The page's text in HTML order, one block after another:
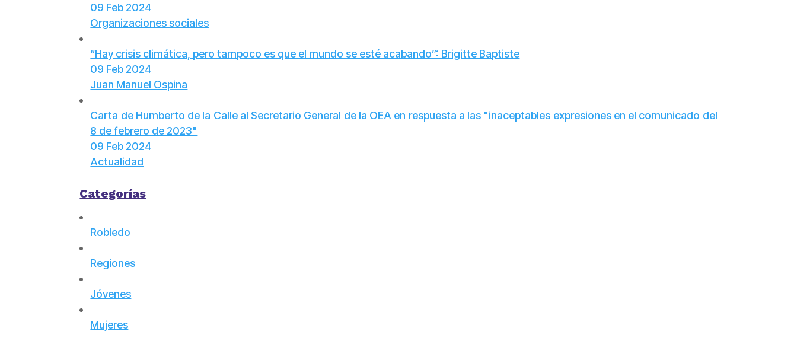
09 Feb 2024
Organizaciones sociales
“Hay crisis climática, pero tampoco es que el mundo se esté acabando”: Brigitte Baptiste
09 Feb 2024
Juan Manuel Ospina
Carta de Humberto de la Calle al Secretario General de la OEA en respuesta a las "inaceptables expresiones en el comunicado del
8 de febrero de 2023"
09 Feb 2024
Actualidad
Categorías
Robledo
Regiones
Jóvenes
Mujeres